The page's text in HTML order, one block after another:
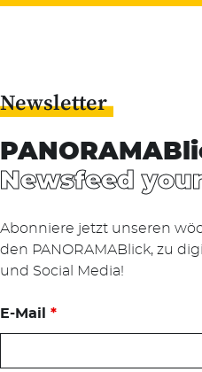
nach:
Newsletter
Newsfeed
Abonniere jetzt unseren
den PANORAMABlick, zu
und Social Media!
E-Mail *